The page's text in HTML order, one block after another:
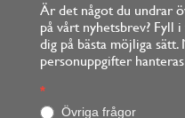
Är det något du undrar
på vårt nyhetsbrev? Fyll
dig på bästa möjliga
personuppgifter
Footerform
*
Övriga frågor
O
m